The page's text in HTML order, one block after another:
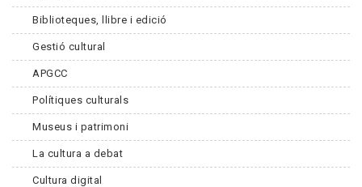
Biblioteques, llibre i edició
Gestió cultural
APGCC
Polítiques culturals
Museus i patrimoni
La cultura a debat
Cultura digital